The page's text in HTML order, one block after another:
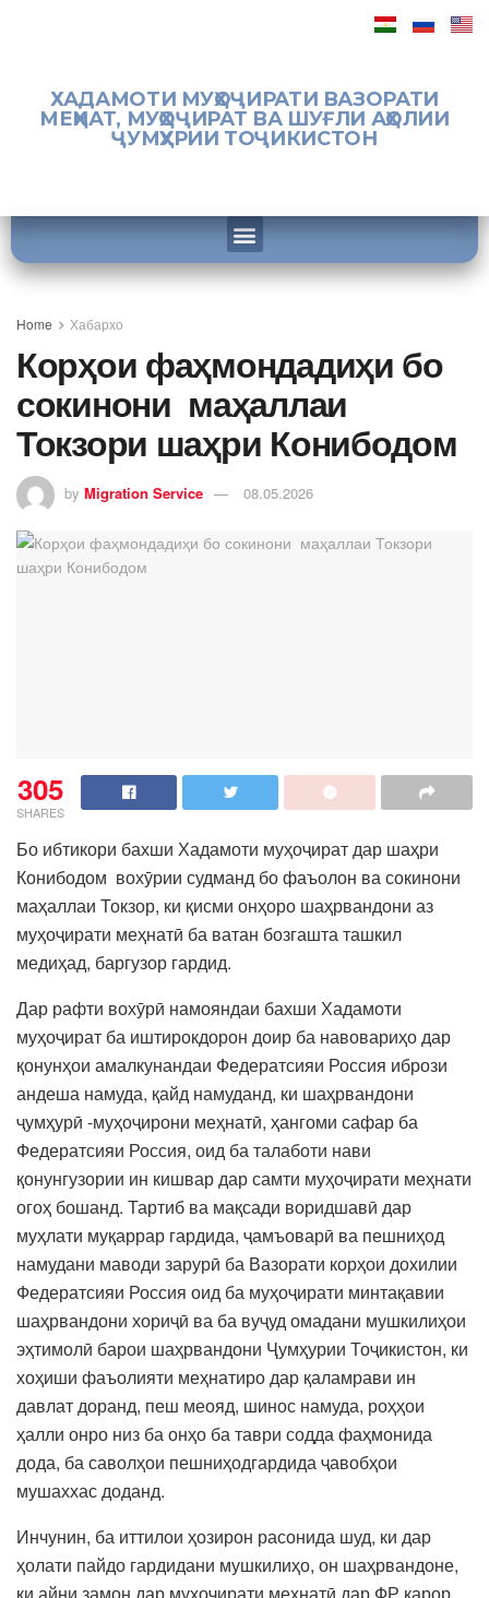
ХАДАМОТИ МУҲОҶИРАТИ ВАЗОРАТИ
МЕҲНАТ, МУҲОҶИРАТ ВА ШУҒЛИ АҲОЛИИ
ҶУМҲУРИИ ТОҶИКИСТОН
Home Хабархо
Корҳои фаҳмондадиҳи бо
сокинони маҳаллаи
Токзори шаҳри Конибодом
by Migration Service 08.05.2026
305
SHARES
Бо ибтикори бахши Хадамоти муҳоҷират дар шаҳри
Конибодом вохӯрии судманд бо фаъолон ва сокинони
маҳаллаи Токзор, ки қисми онҳоро шаҳрвандони аз
муҳоҷирати меҳнатӣ ба ватан бозгашта ташкил
медиҳад, баргузор гардид.
Дар рафти вохӯрӣ намояндаи бахши Хадамоти
муҳоҷират ба иштирокдорон доир ба навовариҳо дар
қонунҳои амалкунандаи Федератсияи Россия ибрози
андеша намуда, қайд намуданд, ки шаҳрвандони
ҷумҳурӣ -муҳоҷирони меҳнатӣ, ҳангоми сафар ба
Федератсияи Россия, оид ба талаботи нави
қонунгузории ин кишвар дар самти муҳоҷирати меҳнати
огоҳ бошанд. Тартиб ва мақсади воридшавӣ дар
муҳлати муқаррар гардида, ҷамъоварӣ ва пешниҳод
намудани маводи зарурӣ ба Вазорати корҳои дохилии
Федератсияи Россия оид ба муҳоҷирати минтақавии
шаҳрвандони хориҷӣ ва ба вуҷуд омадани мушкилиҳои
эҳтимолӣ барои шаҳрвандони Ҷумҳурии Тоҷикистон, ки
хоҳиши фаъолияти меҳнатиро дар қаламрави ин
давлат доранд, пеш меояд, шинос намуда, роҳҳои
ҳалли онро низ ба онҳо ба таври содда фаҳмонида
дода, ба саволҳои пешниҳодгардида ҷавобҳои
мушаххас доданд.
Инчунин, ба иттилои ҳозирон расонида шуд, ки дар
ҳолати пайдо гардидани мушкилиҳо, он шаҳрвандоне,
ки айни замон дар муҳоҷирати меҳнатӣ дар ФР қарор